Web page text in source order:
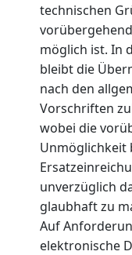
technischen
möglich ist. In
bleibt die
nach den
Vorschriften
wobei die
Unmöglichkeit
unverzüglich
glaubhaft zu
Auf
elektronische